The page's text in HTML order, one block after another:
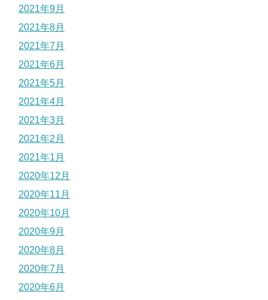
2021年9月
2021年8月
2021年7月
2021年6月
2021年5月
2021年4月
2021年3月
2021年2月
2021年1月
2020年12月
2020年11月
2020年10月
2020年9月
2020年8月
2020年7月
2020年6月